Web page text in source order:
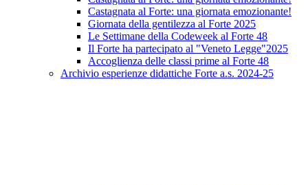
Castagnata al Forte: una giornata emozionante!
Giornata della gentilezza al Forte 2025
Le Settimane della Codeweek al Forte 48
Il Forte ha partecipato al "Veneto Legge"2025
Accoglienza delle classi prime al Forte 48
Archivio esperienze didattiche Forte a.s. 2024-25